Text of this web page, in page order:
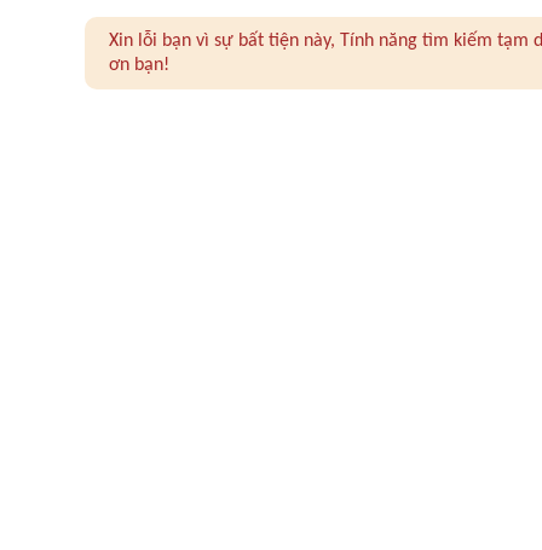
Xin lỗi bạn vì sự bất tiện này, Tính năng tìm kiếm
ơn bạn!